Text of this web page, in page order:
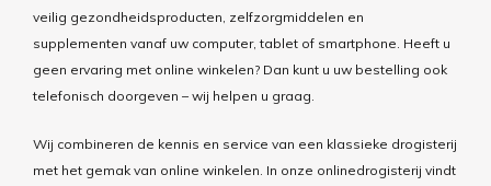
veilig gezondheidsproducten, zelfzorgmiddelen en
supplementen vanaf uw computer, tablet of smartphone. Heeft u
geen ervaring met online winkelen? Dan kunt u uw bestelling ook
telefonisch doorgeven – wij helpen u graag.
Wij combineren de kennis en service van een klassieke drogisterij
met het gemak van online winkelen. In onze onlinedrogisterij vindt